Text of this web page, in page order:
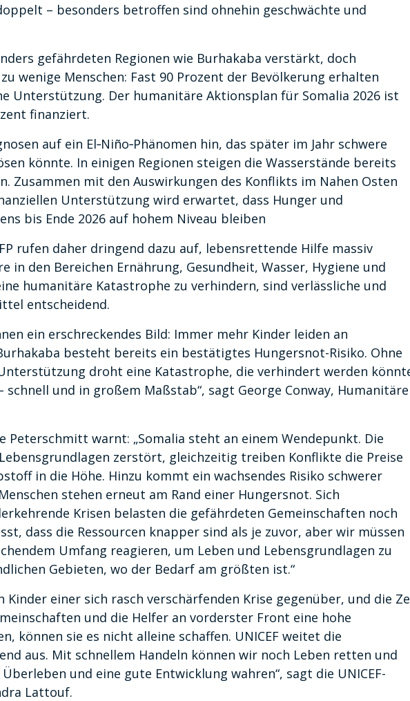
– besonders betroffen sind ohnehin geschwächte und
gefährdeten Regionen wie Burhakaba verstärkt, doch
wenige Menschen: Fast 90 Prozent der Bevölkerung erhalten
Unterstützung. Der humanitäre Aktionsplan für Somalia 2026 ist
finanziert.
auf ein El‑Niño‑Phänomen hin, das später im Jahr schwere
könnte. In einigen Regionen steigen die Wasserstände bereits
Zusammen mit den Auswirkungen des Konflikts im Nahen Osten
Unterstützung wird erwartet, dass Hunger und
bis Ende 2026 auf hohem Niveau bleiben
rufen daher dringend dazu auf, lebensrettende Hilfe massiv
in den Bereichen Ernährung, Gesundheit, Wasser, Hygiene und
humanitäre Katastrophe zu verhindern, sind verlässliche und
entscheidend.
ein erschreckendes Bild: Immer mehr Kinder leiden an
besteht bereits ein bestätigtes Hungersnot-Risiko. Ohne
droht eine Katastrophe, die verhindert werden
und in großem Maßstab“, sagt George Conway,
Peterschmitt warnt: „Somalia steht an einem Wendepunkt. Die
zerstört, gleichzeitig treiben Konflikte die Preise
in die Höhe. Hinzu kommt ein wachsendes Risiko schwerer
stehen erneut am Rand einer Hungersnot. Sich
Krisen belasten die gefährdeten Gemeinschaften noch
dass die Ressourcen knapper sind als je zuvor, aber wir müssen
Umfang reagieren, um Leben und Lebensgrundlagen zu
Gebieten, wo der Bedarf am größten ist.“
Kinder einer sich rasch verschärfenden Krise gegenüber, und die
und die Helfer an vorderster Front eine hohe
können sie es nicht alleine schaffen. UNICEF weitet die
aus. Mit schnellem Handeln können wir noch Leben retten und
und eine gute Entwicklung wahren“, sagt die UNICEF-
Lattouf.